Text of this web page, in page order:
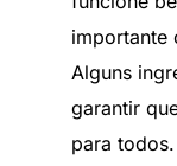
importante
Alguns
garantir
para todos.